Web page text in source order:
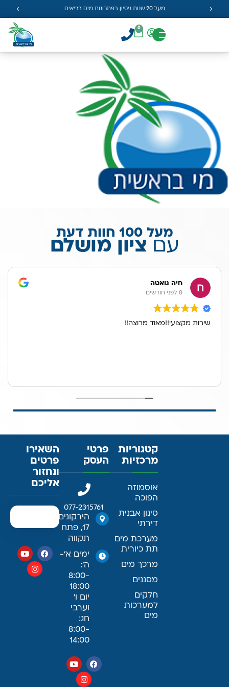
מעל 20 שנות ניסיון בפתרונות מים בריאים
0
מעל 100 חוות דעת
עםציון מושלם
חיה גואטה
8 לפני חודשים
שירות מקצועי!!מאוד מרוצה!!
קטגוריות
מרכזיות
אוסמוזה
הפוכה
סינון אבנית
דירתי
מערכת מים
תת כיורית
מרכך מים
מסננים
חלקים
למערכות
מים
פרטי
העסק
077-2315761
הירקונים
17, פתח
תקווה
ימים א׳-
ה׳:
8:00-
18:00
יום ו׳
וערבי
חג:
8:00-
14:00
השאירו
פרטים
ונחזור
אליכם